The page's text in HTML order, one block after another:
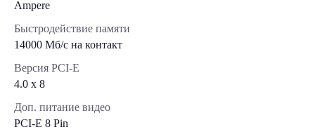
Ampere
Быстродействие памяти
14000 Мб/с на контакт
Версия PCI-E
4.0 x 8
Доп. питание видео
PCI-E 8 Pin